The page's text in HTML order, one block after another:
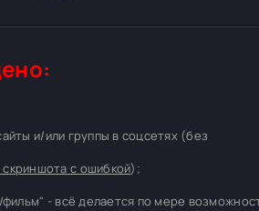
и/или группы в соцсетях (без
с ошибкой);
- всё делается по мере